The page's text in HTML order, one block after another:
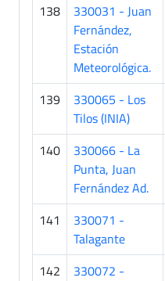
138
330031 - Juan
Fernández,
Estación
Meteorológica.
139
330065 - Los
Tilos (INIA)
140
330066 - La
Punta, Juan
Fernández Ad.
141
330071 -
Talagante
142
330072 -